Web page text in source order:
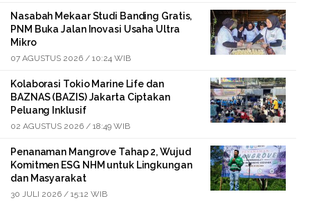
Nasabah Mekaar Studi Banding Gratis,
PNM Buka Jalan Inovasi Usaha Ultra
Mikro
07 AGUSTUS 2026 / 10:24 WIB
Kolaborasi Tokio Marine Life dan
BAZNAS (BAZIS) Jakarta Ciptakan
Peluang Inklusif
02 AGUSTUS 2026 / 18:49 WIB
Penanaman Mangrove Tahap 2, Wujud
Komitmen ESG NHM untuk Lingkungan
dan Masyarakat
30 JULI 2026 / 15:12 WIB